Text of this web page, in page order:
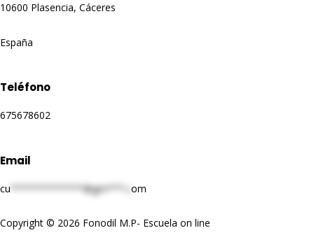
10600 Plasencia, Cáceres
España
Teléfono
675678602
Email
cu *************@gm***.c om
Copyright © 2026 Fonodil M.P- Escuela on line